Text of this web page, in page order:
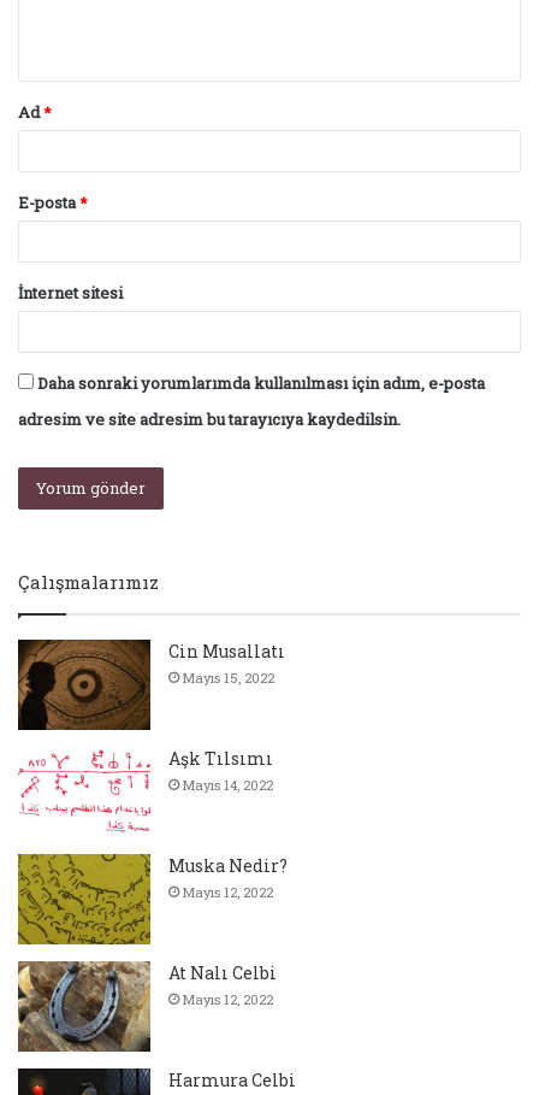
Ad*
E-posta*
İnternet sitesi
Daha sonraki yorumlarımda kullanılması için adım, e-posta
adresim ve site adresim bu tarayıcıya kaydedilsin.
Çalışmalarımız
Cin Musallatı
Mayıs 15, 2022
Aşk Tılsımı
Mayıs 14, 2022
Muska Nedir?
Mayıs 12, 2022
At Nalı Celbi
Mayıs 12, 2022
Harmura Celbi